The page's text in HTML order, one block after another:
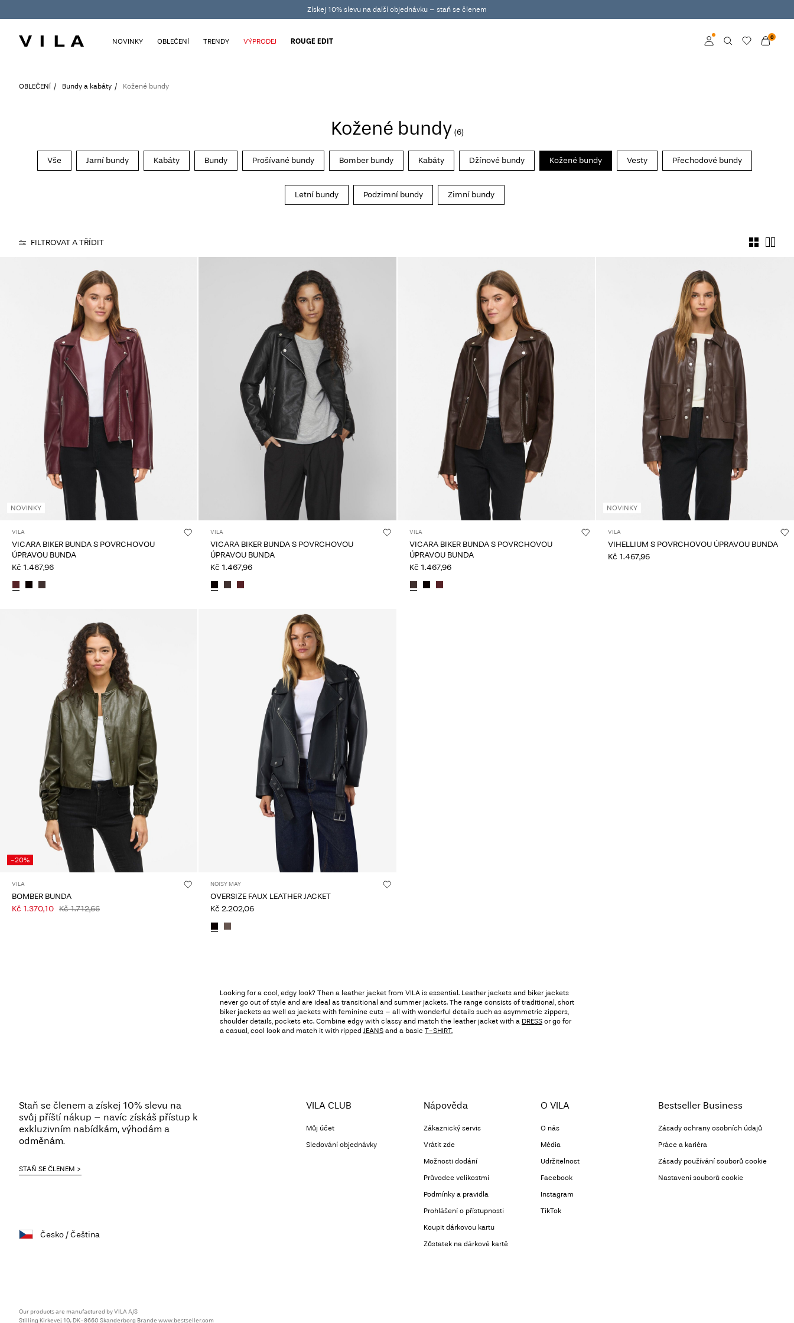
Získej 10% slevu na další objednávku – staň se členem
0
NOVINKY OBLEČENÍ TRENDY VÝPRODEJ ROUGE EDIT
OBLEČENÍ Bundy a kabáty Kožené bundy
Kožené bundy (6)
Vše Jarní bundy Kabáty Bundy Prošívané bundy Bomber bundy Kabáty Džínové bundy Kožené bundy Vesty Přechodové bundy
Letní bundy Podzimní bundy Zimní bundy
FILTROVAT A TŘÍDIT
NOVINKY
VILA
VICARA BIKER BUNDA S POVRCHOVOU
ÚPRAVOU BUNDA
Kč 1.467,96
VILA
VICARA BIKER BUNDA S POVRCHOVOU
ÚPRAVOU BUNDA
Kč 1.467,96
VILA
VICARA BIKER BUNDA S POVRCHOVOU
ÚPRAVOU BUNDA
Kč 1.467,96
NOVINKY
VILA
VIHELLIUM S POVRCHOVOU ÚPRAVOU BUNDA
Kč 1.467,96
-20%
VILA
BOMBER BUNDA
Kč 1.370,10 Kč 1.712,66
NOISY MAY
OVERSIZE FAUX LEATHER JACKET
Kč 2.202,06
Looking for a cool, edgy look? Then a leather jacket from VILA is essential. Leather jackets and biker jackets
never go out of style and are ideal as transitional and summer jackets. The range consists of traditional, short
biker jackets as well as jackets with feminine cuts – all with wonderful details such as asymmetric zippers,
shoulder details, pockets etc. Combine edgy with classy and match the leather jacket with a DRESS or go for
a casual, cool look and match it with ripped JEANS and a basic T-SHIRT.
Staň se členem a získej 10% slevu na
svůj příští nákup – navíc získáš přístup k
exkluzivním nabídkám, výhodám a
odměnám.
STAŇ SE ČLENEM
VILA CLUB
Můj účet
Sledování objednávky
Nápověda
Zákaznický servis
Vrátit zde
Možnosti dodání
Průvodce velikostmi
Podmínky a pravidla
Prohlášení o přístupnosti
Koupit dárkovou kartu
Zůstatek na dárkové kartě
O VILA
O nás
Média
Udržitelnost
Facebook
Instagram
TikTok
Bestseller Business
Zásady ochrany osobních údajů
Práce a kariéra
Zásady používání souborů cookie
Nastavení souborů cookie
Česko / Čeština
Our products are manufactured by VILA A/S
Stilling Kirkevej 10, DK-8660 Skanderborg Brande www.bestseller.com